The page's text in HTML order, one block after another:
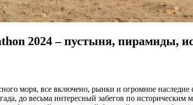
2024 – пустыня, пирамиды,
моря, все включено, рынки и огромное наследие
до весьма интересный забегов по